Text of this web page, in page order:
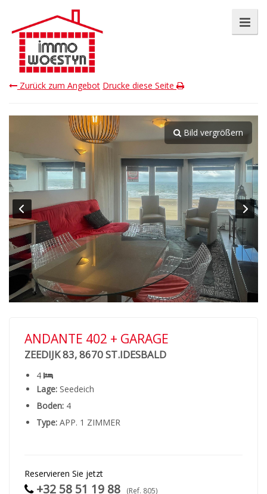
Zurück zum Angebot Drucke diese Seite
Bild vergrößern
ANDANTE 402 + GARAGE
ZEEDIJK 83, 8670 ST.IDESBALD
4
Lage: Seedeich
Boden: 4
Type: APP. 1 ZIMMER
Reservieren Sie jetzt
+32 58 51 19 88 (Ref. 805)